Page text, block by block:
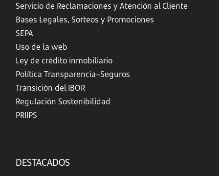
Servicio de Reclamaciones y Atención al Cliente
Bases Legales, Sorteos y Promociones
SEPA
Uso de la web
Ley de crédito inmobiliario
Política Transparencia–Seguros
Transición del IBOR
Regulación Sostenibilidad
PRIIPS
DESTACADOS